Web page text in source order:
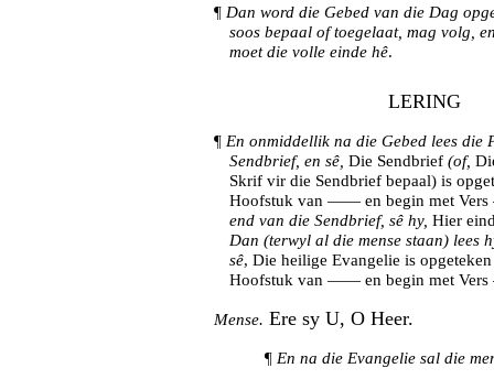
¶ Dan word die Gebed van die Dag
soos bepaal of toegelaat, mag volg,
moet die volle einde hê.
LERING
¶ En onmiddellik na die Gebed lees die
Sendbrief, en sê, Die Sendbrief (of,
Skrif vir die Sendbrief bepaal) is
Hoofstuk van —— en begin met
end van die Sendbrief, sê hy, Hier
Dan (terwyl al die mense staan) lees
sê, Die heilige Evangelie is
Hoofstuk van —— en begin met
Mense. Ere sy U, O Heer.
¶ En na die Evangelie sal die